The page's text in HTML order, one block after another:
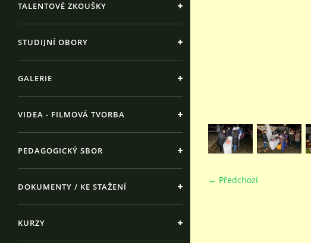
TALENTOVÉ ZKOUŠKY
STUDIJNÍ OBORY
GALERIE
VIDEA - FILMOVÁ TVORBA
PEDAGOGICKÝ SBOR
DOKUMENTY / KE STAŽENÍ
KURZY
← Předchozí